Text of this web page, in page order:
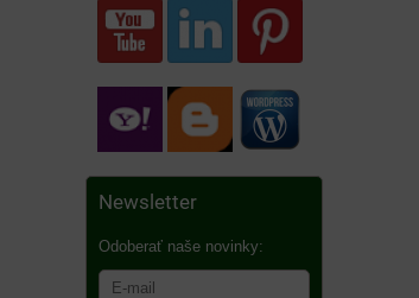
Newsletter
Odoberať naše novinky: